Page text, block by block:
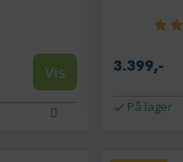
Vis 3.399,-
På lager